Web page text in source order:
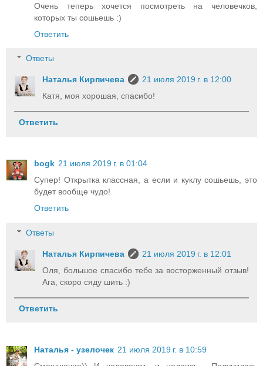
Очень теперь хочется посмотреть на человечков,
которых ты сошьешь :)
Ответить
Ответы
Наталья Кирпичева
21 июля 2019 г. в 12:00
Катя, моя хорошая, спасибо!
Ответить
bogk 21 июля 2019 г. в 01:04
Супер! Открытка классная, а если и куклу сошьешь, это
будет вообще чудо!
Ответить
Ответы
Наталья Кирпичева
21 июля 2019 г. в 12:01
Оля, большое спасибо тебе за восторженный отзыв!
Ага, скоро сяду шить :)
Ответить
Наталья - узелочек 21 июля 2019 г. в 10:59